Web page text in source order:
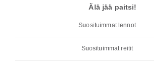
Älä jää paitsi!
Suosituimmat lennot
Suosituimmat reitit